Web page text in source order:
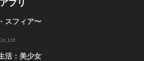
プリ
スフィア〜
活：美少女